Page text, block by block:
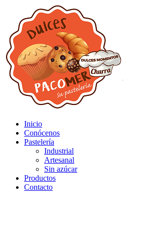
Inicio
Conócenos
Pastelería
Industrial
Artesanal
Sin azúcar
Productos
Contacto